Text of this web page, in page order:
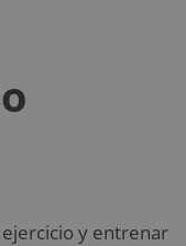
y entrenar